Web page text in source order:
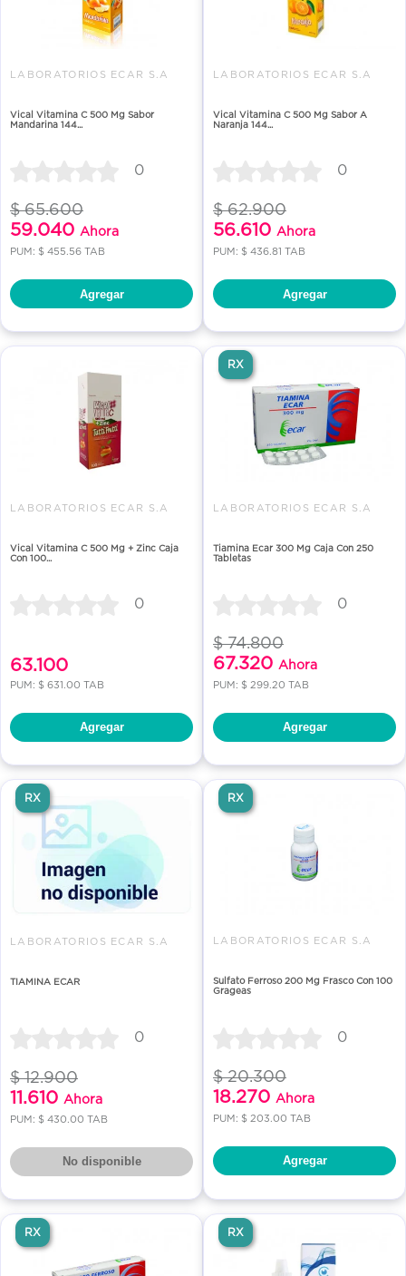
LABORATORIOS ECAR S.A
Vical Vitamina C 500 Mg Sabor
Mandarina 144...
0
$ 65.600
59.040 Ahora
PUM: $ 455.56 TAB
Agregar
LABORATORIOS ECAR S.A
Vical Vitamina C 500 Mg Sabor A
Naranja 144...
0
$ 62.900
56.610 Ahora
PUM: $ 436.81 TAB
Agregar
LABORATORIOS ECAR S.A
Vical Vitamina C 500 Mg + Zinc Caja
Con 100...
0
63.100
PUM: $ 631.00 TAB
Agregar
LABORATORIOS ECAR S.A
Tiamina Ecar 300 Mg Caja Con 250
Tabletas
0
$ 74.800
67.320 Ahora
PUM: $ 299.20 TAB
Agregar
RX
LABORATORIOS ECAR S.A
TIAMINA ECAR
0
$ 12.900
11.610 Ahora
PUM: $ 430.00 TAB
No disponible
RX
LABORATORIOS ECAR S.A
Sulfato Ferroso 200 Mg Frasco Con 100
Grageas
0
$ 20.300
18.270 Ahora
PUM: $ 203.00 TAB
Agregar
RX
RX RX